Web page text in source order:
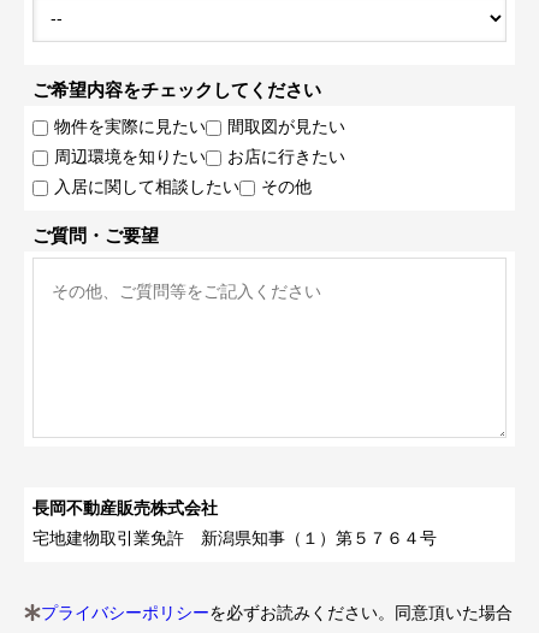
ご希望内容をチェックしてください
物件を実際に見たい
間取図が見たい
周辺環境を知りたい
お店に行きたい
入居に関して相談したい
その他
ご質問・ご要望
長岡不動産販売株式会社
宅地建物取引業免許 新潟県知事（１）第５７６４号
プライバシーポリシーを必ずお読みください。同意頂いた場合